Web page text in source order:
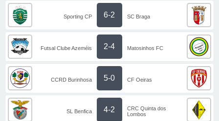
Sporting CP 6-2 SC Braga
Futsal Clube Azeméis 2-4 Matosinhos FC
CCRD Burinhosa 5-0 CF Oeiras
SL Benfica 4-2
CRC Quinta dos
Lombos